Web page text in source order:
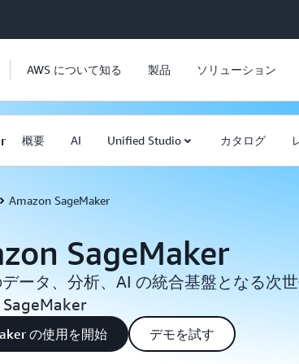
AWS について知る 製品 ソリューション
概要 AI Unified Studio カタログ
Amazon SageMaker
SageMaker
ータ、分析、AI の統合基盤となる次
の使用を開始 デモを試す